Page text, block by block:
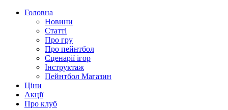
Головна
Новини
Статті
Про гру
Про пейнтбол
Сценарії ігор
Інструктаж
Пейнтбол Магазин
Ціни
Акції
Про клуб